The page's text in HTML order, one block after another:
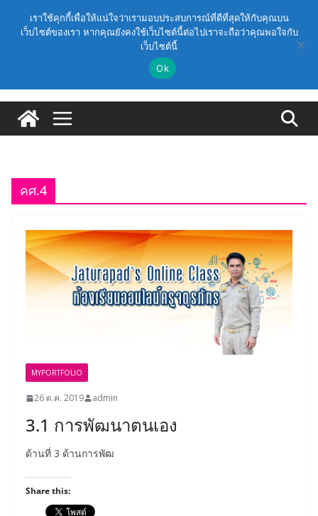
วันเสาร์, สิงหาคม 8, 2026
Latest: (สพฐ.) โครงการอบรมเชิงปฏิบัติการหลักสูตรการดำเนิน
การประกันคุณภาพภายในสถานศึกษา ด้วยปัญญาประดิษฐ์
(AI) ในรูปแบบออนไลน์
ก.ค.ศ. เห็นชอบ รายละเอียดการดำเนินการคัดเลือกบุคคล
สถานศึกษา และผู้อำนวยการสถานศึกษา สังกัดสำนักงาน
คณะกรรมการการศึกษาขั้นพื้นฐาน ปี 2569 ตามหลัก
เกณฑ์ ว 12/2568
สถานศึกษาและผู้อำนวยการสถานศึกษา สังกัดกระทรวง
ก.ค.ศ. อนุมัติให้ข้าราชการครูและบุคลากรทางการศึกษามี
(สพฐ.) โมดูลที่ 1 : การประกันคุณภาพภายในสถานศึกษา
และการประยุกต์ใช้ปัญญาประดิษฐ์ (AI)
คศ.4
MYPORTFOLIO
26 ต.ค. 2019 admin
3.1 การพัฒนาตนเอง
ด้านที่ 3 ด้านการพัฒ
Share this:
เราใช้คุกกี้เพื่อให้แน่ใจว่าเรามอบประสบการณ์ที่ดีที่สุดให้กับคุณบน
เว็บไซต์ของเรา หากคุณยังคงใช้เว็บไซต์นี้ต่อไปเราจะถือว่าคุณพอใจกับ
เว็บไซต์นี้
Ok